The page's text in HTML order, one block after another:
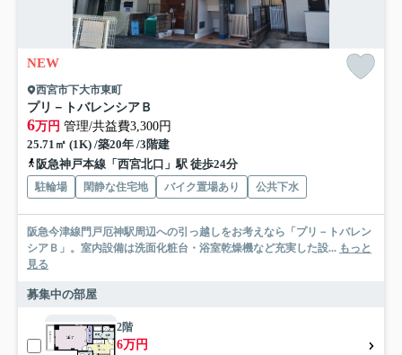
NEW
西宮市下大市東町
プリ－トバレンシアＢ
6万円 管理/共益費3,300円
25.71㎡ (1K) /築20年 /3階建
阪急神戸本線「西宮北口」駅 徒歩24分
駐輪場 閑静な住宅地 バイク置場あり 公共下水
阪急今津線門戸厄神駅周辺への引っ越しをお考えなら「プリ－トバレン
シアＢ」。室内設備は洗面化粧台・浴室乾燥機など充実した設... もっと
見る
募集中の部屋
2階
6万円